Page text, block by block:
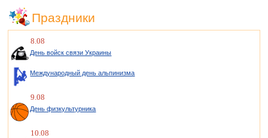
Праздники
8.08
День войск связи Украины
Международный день альпинизма
9.08
День физкультурника
10.08